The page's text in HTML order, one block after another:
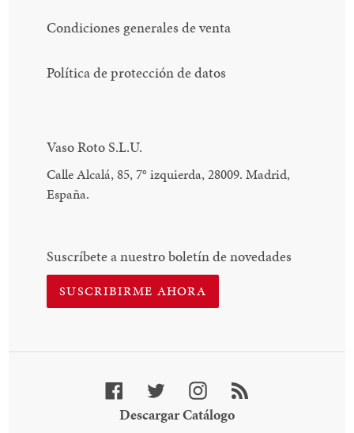
Condiciones generales de venta
Política de protección de datos
Vaso Roto S.L.U.
Calle Alcalá, 85, 7° izquierda, 28009. Madrid,
España.
Suscríbete a nuestro boletín de novedades
SUSCRIBIRME AHORA
Facebook TwitterInstagram
Descargar CatálogoDescargar